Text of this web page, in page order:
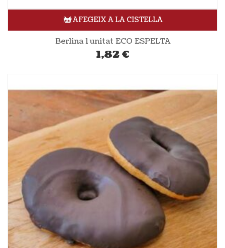
AFEGEIX A LA CISTELLA
Berlina 1 unitat ECO ESPELTA
1,82€